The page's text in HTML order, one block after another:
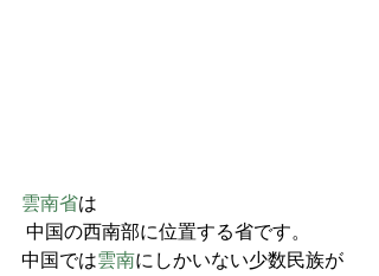
雲南省は
中国の西南部に位置する省です。
中国では雲南にしかいない少数民族が